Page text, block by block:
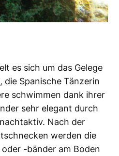
es sich um das Gelege
Spanische Tänzerin
schwimmen dank ihrer
sehr elegant durch
Nach der
werden die
-bänder am Boden